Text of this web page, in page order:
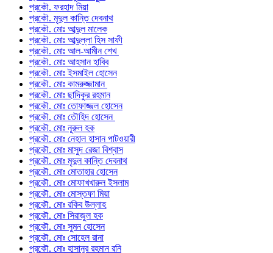
প্রকৌ. ফরহাদ মিয়া
প্রকৌ. মৃদুল কান্তি দেবনাথ
প্রকৌ. মোঃ আব্দুল মালেক
প্রকৌ. মোঃ আব্দুল্লা হিস সাফী
প্রকৌ. মোঃ আল-আমীন শেখ
প্রকৌ. মোঃ আহসান হাবিব
প্রকৌ. মোঃ ইসমাইল হোসেন
প্রকৌ. মোঃ কামরুজ্জামান
প্রকৌ. মোঃ ছাদিকুর রহমান
প্রকৌ. মোঃ তোফাজ্জল হোসেন
প্রকৌ. মোঃ তৌহিদ হোসেন
প্রকৌ. মোঃ নূরুল হক
প্রকৌ. মোঃ নেহাল হাসান পাটওয়ারী
প্রকৌ. মোঃ মাসুদ রেজা বিশ্বাস
প্রকৌ. মোঃ মৃদুল কান্তি দেবনাথ
প্রকৌ. মোঃ মোতাহার হোসেন
প্রকৌ. মোঃ মোফাখখারুল ইসলাম
প্রকৌ. মোঃ মোস্তফা মিয়া
প্রকৌ. মোঃ রকিব উল্লাহ
প্রকৌ. মোঃ সিরাজুল হক
প্রকৌ. মোঃ সুমন হোসেন
প্রকৌ. মোঃ সোহেল রানা
প্রকৌ. মোঃ হাসানুর রহমান রনি